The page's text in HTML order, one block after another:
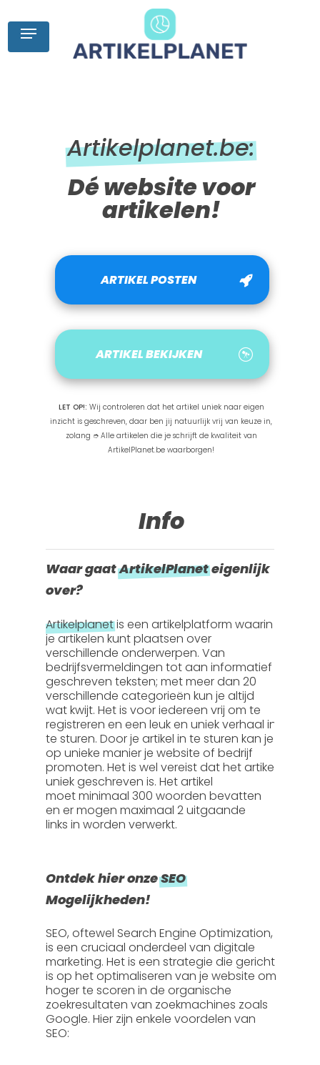
content
Menu
Artikelplanet.be:
Dé website voor
artikelen!
ARTIKEL POSTEN
ARTIKEL BEKIJKEN
LET OP!: Wij controleren dat het artikel uniek naar eigen
inzicht is geschreven, daar ben jij natuurlijk vrij van keuze in,
zolang ➮ Alle artikelen die je schrijft de kwaliteit van
ArtikelPlanet.be waarborgen!
Info
Waar gaatArtikelPlaneteigenlijk
over?
Artikelplanetis een artikelplatform waarin
je artikelen kunt plaatsen over
verschillende onderwerpen. Van
bedrijfsvermeldingen tot aan informatief
geschreven teksten; met meer dan 20
verschillende categorieën kun je altijd
wat kwijt. Het is voor iedereen vrij om te
registreren en een leuk en uniek verhaal in
te sturen. Door je artikel in te sturen kan je
op unieke manier je website of bedrijf
promoten. Het is wel vereist dat het artikel
uniek geschreven is. Het artikel
moetminimaal 300 woorden bevatten
en er mogenmaximaal 2 uitgaande
links in worden verwerkt.
Ontdek hier onzeSEO
Mogelijkheden!
SEO, oftewel Search Engine Optimization,
is een cruciaal onderdeel van digitale
marketing. Het is een strategie die gericht
is op het optimaliseren van je website om
hoger te scoren in de organische
zoekresultaten van zoekmachines zoals
Google. Hier zijn enkele voordelen van
SEO: